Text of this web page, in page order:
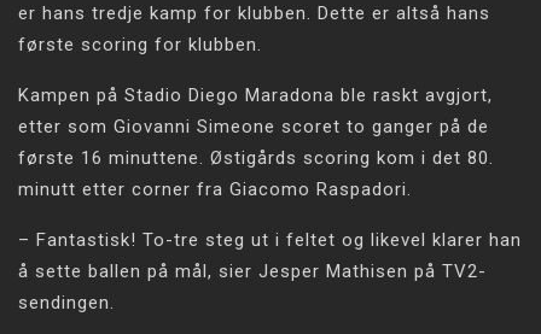
er hans tredje kamp for klubben. Dette er altså hans
første scoring for klubben.
Kampen på Stadio Diego Maradona ble raskt avgjort,
etter som Giovanni Simeone scoret to ganger på de
første 16 minuttene. Østigårds scoring kom i det 80.
minutt etter corner fra Giacomo Raspadori.
– Fantastisk! To-tre steg ut i feltet og likevel klarer han
å sette ballen på mål, sier Jesper Mathisen på TV2-
sendingen.